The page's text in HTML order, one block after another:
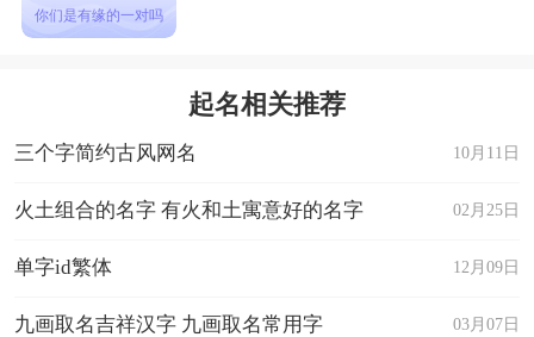
你们是有缘的一对吗
起名相关推荐
10月11日
三个字简约古风网名
02月25日
火土组合的名字 有火和土寓意好的名字
12月09日
单字id繁体
03月07日
九画取名吉祥汉字 九画取名常用字